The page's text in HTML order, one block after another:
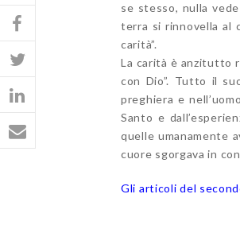
se stesso, nulla
terra si rinnovella al
carità”.
La carità è anzitutto
con Dio”. Tutto il
preghiera e
Santo e
quelle umanamente
cuore sgorgava in
Gli articoli del